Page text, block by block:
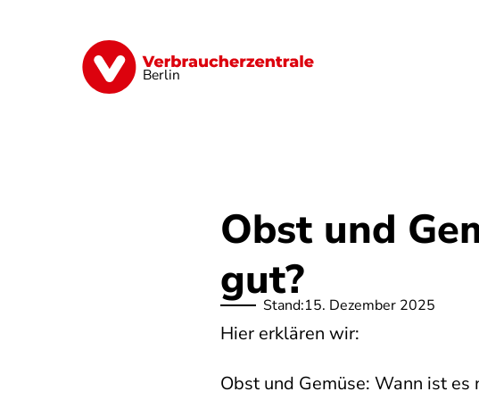
Berlin
Finanzen Digitales Lebensmittel
Obst und
gut?
Stand:15. Dezember 2025
Hier erklären wir:
Obst und Gemüse: Wann ist es